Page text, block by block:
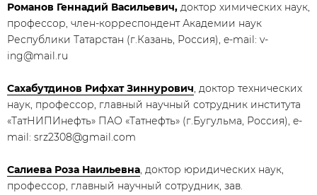
Романов Геннадий Васильевич, доктор химических наук,
профессор, член-корреспондент Академии наук
Республики Татарстан (г.Казань, Россия), e-mail: v-
ing@mail.ru
Сахабутдинов Рифхат Зиннурович, доктор технических
наук, профессор, главный научный сотрудник института
«ТатНИПИнефть» ПАО «Татнефть» (г.Бугульма, Россия), e-
mail: srz2308@gmail.com
Салиева Роза Наильевна, доктор юридических наук,
профессор, главный научный сотрудник, зав.